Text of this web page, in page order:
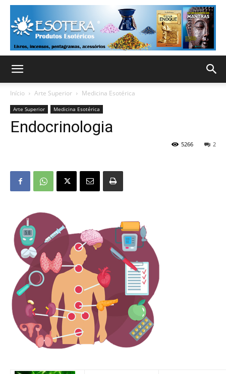
Início Arte Superior Medicina Esotérica
Arte Superior Medicina Esotérica
Endocrinologia
2
5266